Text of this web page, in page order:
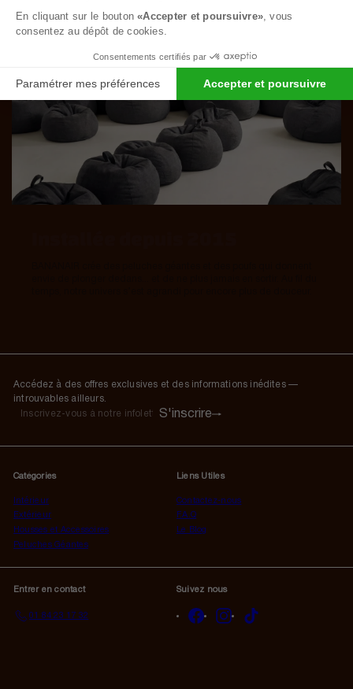
Accédez à des offres exclusives et des informations inédites —
introuvables ailleurs.
S'inscrire
Inscrivez-
notre
S'inscrire
Catégories
Intérieur
Extérieur
Housses et Accessoires
Peluches Géantes
Liens Utiles
Contactez-nous
F.A.Q
Le Blog
Entrer en contact
01 84 23 17 32
Suivez nous
FacebookInstagram
En cliquant sur le bouton«Accepter et poursuivre» , vous
consentez au dépôt de cookies.
Consentements certifiés par
Paramétrer mes préférences Accepter et poursuivre